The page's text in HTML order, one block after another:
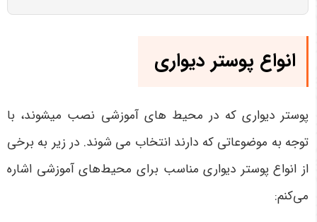
انواع پوستر دیواری
پوستر دیواری که در محیط های آموزشی نصب میشوند، با
توجه به موضوعاتی که دارند انتخاب می شوند. در زیر به برخی
از انواع پوستر دیواری مناسب برای محیط‌های آموزشی اشاره
می‌کنم: